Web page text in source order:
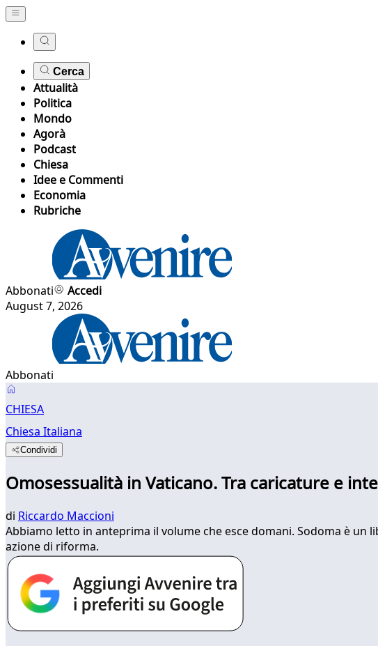
Cerca
Attualità
Politica
Mondo
Agorà
Podcast
Chiesa
Idee e Commenti
Economia
Rubriche
Abbonati
Accedi
August 7, 2026
Abbonati
CHIESA
Chiesa Italiana
Condividi
Omosessualità in Vaticano. Tra caricature e
di Riccardo Maccioni
Abbiamo letto in anteprima il volume che esce domani. Sodoma è un
azione di riforma.